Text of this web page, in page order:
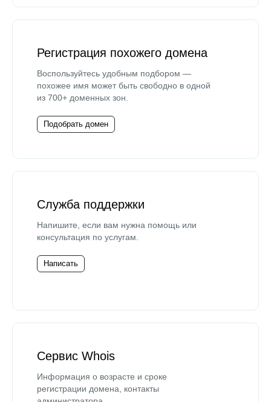
Регистрация похожего домена
Воспользуйтесь удобным подбором —
похожее имя может быть свободно в одной
из 700+ доменных зон.
Подобрать домен
Служба поддержки
Напишите, если вам нужна помощь или
консультация по услугам.
Написать
Сервис Whois
Информация о возрасте и сроке
регистрации домена, контакты